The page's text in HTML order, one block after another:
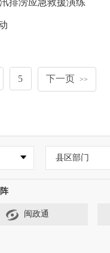
5 下一页 >>
县区部门
闽政通